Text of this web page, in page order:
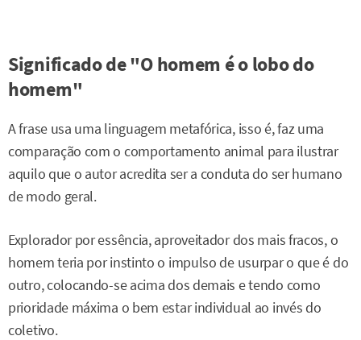
Significado de "O homem é o lobo do
homem"
A frase usa uma linguagem metafórica, isso é, faz uma
comparação com o comportamento animal para ilustrar
aquilo que o autor acredita ser a conduta do ser humano
de modo geral.
Explorador por essência, aproveitador dos mais fracos, o
homem teria por instinto o impulso de usurpar o que é do
outro, colocando-se acima dos demais e tendo como
prioridade máxima o bem estar individual ao invés do
coletivo.